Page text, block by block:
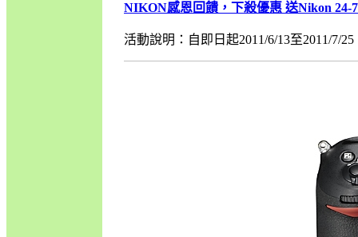
NIKON感恩回饋，下殺優惠 送Nikon 24-
活動說明：自即日起2011/6/13至2011/7/